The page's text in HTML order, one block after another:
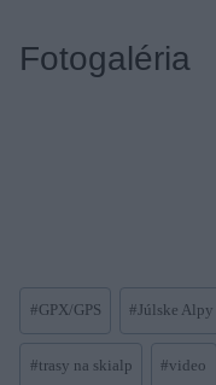
Fotogaléria
#GPX/GPS #Júlske Alpy
#trasy na skialp #video